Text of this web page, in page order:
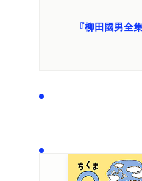
『柳田國男